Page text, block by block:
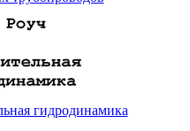
гидродинамика